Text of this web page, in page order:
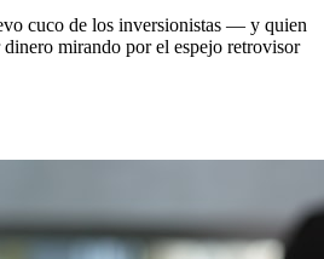
cuco de los inversionistas — y quien
dinero mirando por el espejo retrovisor